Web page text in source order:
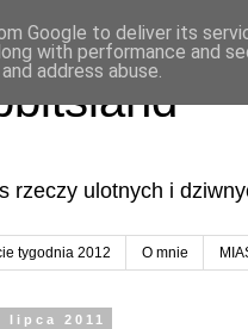
rzeczy ulotnych i
tygodnia 2012 O mnie
lipca 2011
Google to deliver its
with performance and
address abuse.